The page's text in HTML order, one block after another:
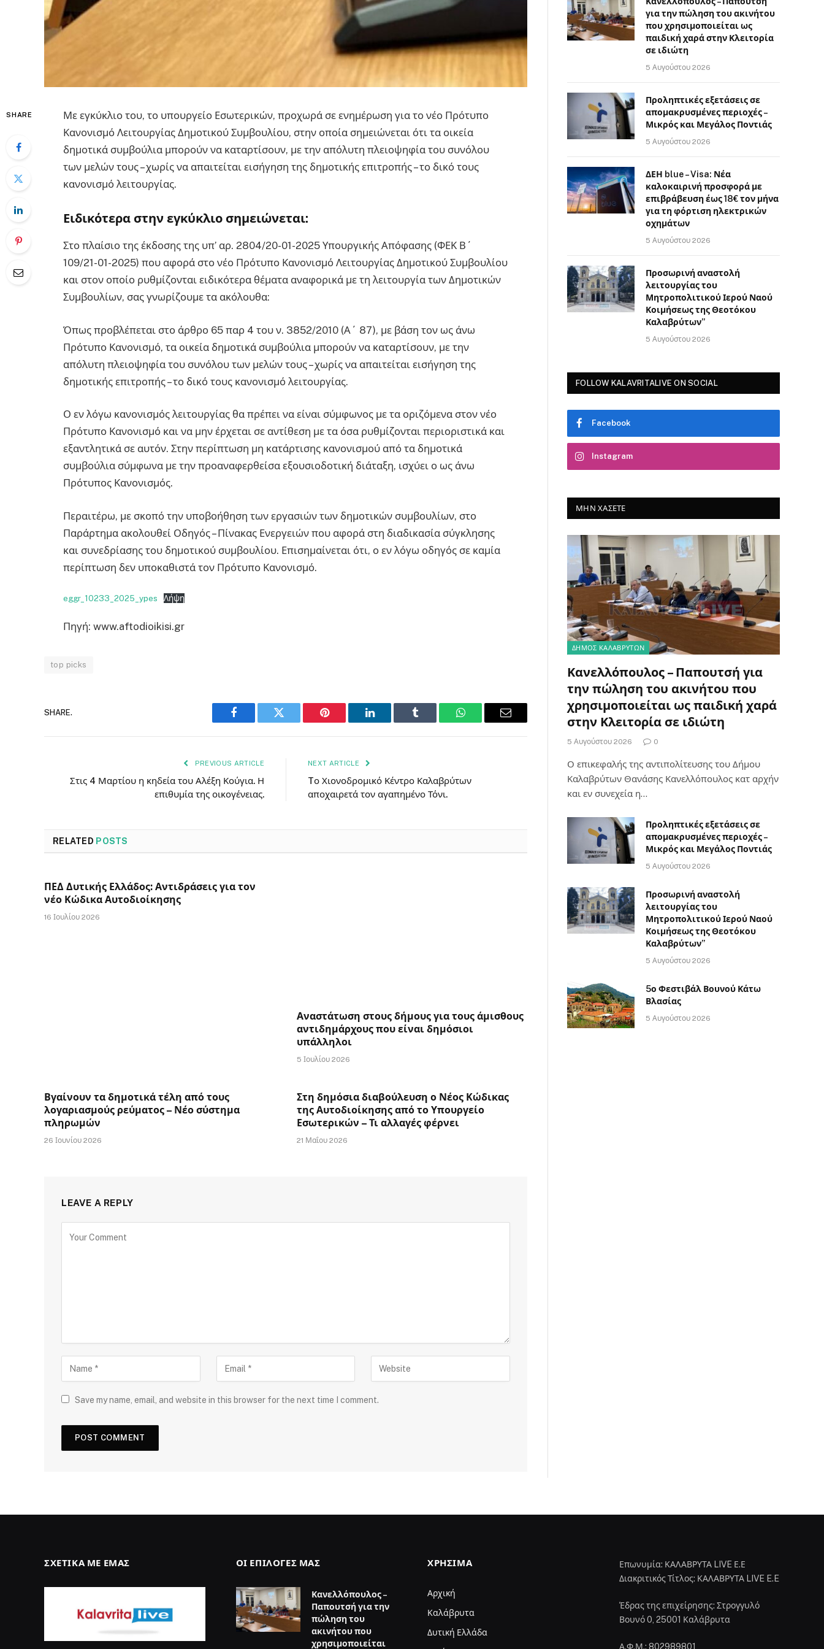
SHARE
Με εγκύκλιο του, το υπουργείο Εσωτερικών, προχωρά σε ενημέρωση για το νέο Πρότυπο
Κανονισμό Λειτουργίας Δημοτικού Συμβουλίου, στην οποία σημειώνεται ότι τα οικεία
δημοτικά συμβούλια μπορούν να καταρτίσουν, με την απόλυτη πλειοψηφία του συνόλου
των μελών τους – χωρίς να απαιτείται εισήγηση της δημοτικής επιτροπής – το δικό τους
κανονισμό λειτουργίας.
Ειδικότερα στην εγκύκλιο σημειώνεται:
Στο πλαίσιο της έκδοσης της υπ’ αρ. 2804/20-01-2025 Υπουργικής Απόφασης (ΦΕΚ Β΄
109/21-01-2025) που αφορά στο νέο Πρότυπο Κανονισμό Λειτουργίας Δημοτικού Συμβουλίου
και στον οποίο ρυθμίζονται ειδικότερα θέματα αναφορικά με τη λειτουργία των Δημοτικών
Συμβουλίων, σας γνωρίζουμε τα ακόλουθα:
Όπως προβλέπεται στο άρθρο 65 παρ 4 του ν. 3852/2010 (Α΄ 87), με βάση τον ως άνω
Πρότυπο Κανονισμό, τα οικεία δημοτικά συμβούλια μπορούν να καταρτίσουν, με την
απόλυτη πλειοψηφία του συνόλου των μελών τους – χωρίς να απαιτείται εισήγηση της
δημοτικής επιτροπής – το δικό τους κανονισμό λειτουργίας.
Ο εν λόγω κανονισμός λειτουργίας θα πρέπει να είναι σύμφωνος με τα οριζόμενα στον νέο
Πρότυπο Κανονισμό και να μην έρχεται σε αντίθεση με τα όσα ρυθμίζονται περιοριστικά και
εξαντλητικά σε αυτόν. Στην περίπτωση μη κατάρτισης κανονισμού από τα δημοτικά
συμβούλια σύμφωνα με την προαναφερθείσα εξουσιοδοτική διάταξη, ισχύει ο ως άνω
Πρότυπος Κανονισμός.
Περαιτέρω, με σκοπό την υποβοήθηση των εργασιών των δημοτικών συμβουλίων, στο
Παράρτημα ακολουθεί Οδηγός – Πίνακας Ενεργειών που αφορά στη διαδικασία σύγκλησης
και συνεδρίασης του δημοτικού συμβουλίου. Επισημαίνεται ότι, ο εν λόγω οδηγός σε καμία
περίπτωση δεν υποκαθιστά τον Πρότυπο Κανονισμό.
eggr_10233_2025_ypes Λήψη
Πηγή: www.aftodioikisi.gr
top picks
SHARE.
Facebook Twitter Pinterest LinkedIn Tumblr WhatsAppEmail
PREVIOUS ARTICLE
Στις 4 Μαρτίου η κηδεία του Αλέξη Κούγια. Η
επιθυμία της οικογένειας.
NEXT ARTICLE
Tο Χιονοδρομικό Κέντρο Καλαβρύτων
αποχαιρετά τον αγαπημένο Τόνι.
RELATED POSTS
ΠΕΔ Δυτικής Ελλάδος: Αντιδράσεις για τον
νέο Κώδικα Αυτοδιοίκησης
16 Ιουλίου 2026
Αναστάτωση στους δήμους για τους άμισθους
αντιδημάρχους που είναι δημόσιοι
υπάλληλοι
5 Ιουλίου 2026
Βγαίνουν τα δημοτικά τέλη από τους
λογαριασμούς ρεύματος – Νέο σύστημα
πληρωμών
26 Ιουνίου 2026
Στη δημόσια διαβούλευση ο Νέος Κώδικας
της Αυτοδιοίκησης από το Υπουργείο
Εσωτερικών – Τι αλλαγές φέρνει
21 Μαΐου 2026
LEAVE A REPLY
Save my name, email, and website in this browser for the next time I comment.
για την πώληση του ακινήτου
που χρησιμοποιείται ως
παιδική χαρά στην Κλειτορία
σε ιδιώτη
5 Αυγούστου 2026
Προληπτικές εξετάσεις σε
απομακρυσμένες περιοχές –
Μικρός και Μεγάλος Ποντιάς
5 Αυγούστου 2026
ΔΕΗ blue – Visa: Νέα
καλοκαιρινή προσφορά με
επιβράβευση έως 18€ τον μήνα
για τη φόρτιση ηλεκτρικών
οχημάτων
5 Αυγούστου 2026
Προσωρινή αναστολή
λειτουργίας του
Μητροπολιτικού Ιερού Ναού
Κοιμήσεως της Θεοτόκου
Καλαβρύτων”
5 Αυγούστου 2026
FOLLOW KALAVRITALIVE ON SOCIAL
Facebook
Instagram
ΜΗΝ ΧΆΣΕΤΕ
ΔΗΜΟΣ ΚΑΛΑΒΡΥΤΩΝ
Κανελλόπουλος – Παπουτσή για
την πώληση του ακινήτου που
χρησιμοποιείται ως παιδική χαρά
στην Κλειτορία σε ιδιώτη
5 Αυγούστου 2026 0
Ο επικεφαλής της αντιπολίτευσης του Δήμου
Καλαβρύτων Θανάσης Κανελλόπουλος κατ αρχήν
και εν συνεχεία η…
Προληπτικές εξετάσεις σε
απομακρυσμένες περιοχές –
Μικρός και Μεγάλος Ποντιάς
5 Αυγούστου 2026
Προσωρινή αναστολή
λειτουργίας του
Μητροπολιτικού Ιερού Ναού
Κοιμήσεως της Θεοτόκου
Καλαβρύτων”
5 Αυγούστου 2026
5ο Φεστιβάλ Βουνού Κάτω
Βλασίας
5 Αυγούστου 2026
ΣΧΕΤΙΚΆ ΜΕ ΕΜΆΣ ΟΙ ΕΠΙΛΟΓΈΣ ΜΑΣ
Κανελλόπουλος –
Παπουτσή για την
πώληση του
ακινήτου που
χρησιμοποιείται
ΧΡΉΣΙΜΑ
Αρχική
Καλάβρυτα
Δυτική Ελλάδα
Επωνυμία: ΚΑΛΑΒΡΥΤΑ LIVE Ε.Ε
Διακριτικός Τίτλος: ΚΑΛΑΒΡΥΤΑ LIVE E.E
Έδρας της επιχείρησης: Στρογγυλό
Βουνό 0, 25001 Καλάβρυτα
Α.Φ.Μ.: 802989801